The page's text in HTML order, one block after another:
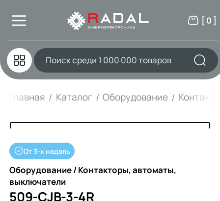
[ 0 ]
Главная Каталог Оборудование
От 3-х недель
Оборудование / Контакторы, автоматы,
выключатели
509-CJB-3-4R